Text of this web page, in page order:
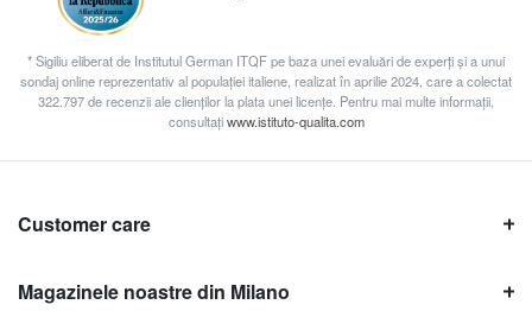
* Sigiliu eliberat de Institutul German ITQF pe baza unei evaluări de experți și a unui
sondaj online reprezentativ al populației italiene, realizat în aprilie 2024, care a colectat
322.797 de recenzii ale clienților la plata unei licențe. Pentru mai multe informații,
consultațiwww.istituto-qualita.com
Customer care
Magazinele noastre din Milano